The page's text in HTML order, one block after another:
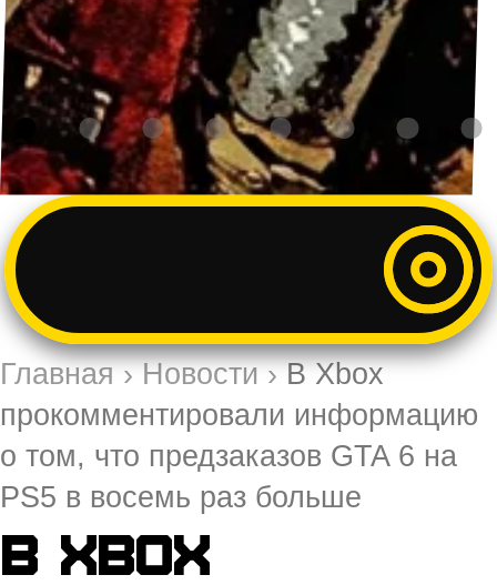
Главная›Новости›В Xbox
прокомментировали информацию
о том, что предзаказов GTA 6 на
PS5 в восемь раз больше
В Xbox